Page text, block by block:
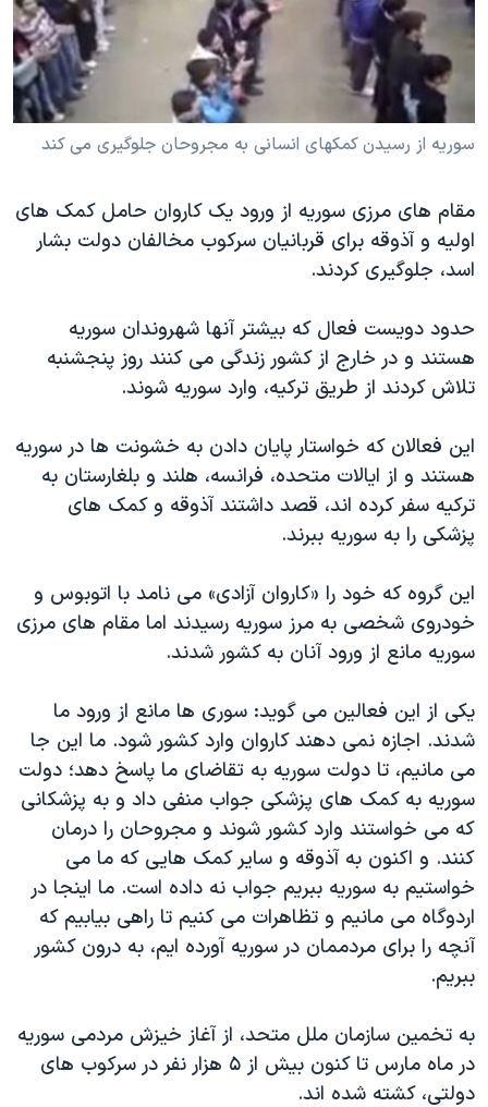
فرهنگ و زندگی
حقوق شهروندی
اقتصادی
علم و فناوری
گالری عکس
آرشیو پخش زنده
مستندها
انتخابات ریاست جمهوری آمریکا ۲۰۲۴
حمله جمهوری اسلامی به اسرائیل
رمز مهسا
اعتراضات زن، زندگی، آزادی
مجموعه مستندهای دادخواهی
دادگاه حمید نوری
چهل سال گروگان‌گیری
اعتراضات مردمی آبان ۹۸
اسرائیل در جنگ
نرگس محمدی برنده جایزه نوبل صلح
صفحه‌های ویژه
سفر پرزیدنت ترامپ به چین
دنبال کنید
سوريه از رسيدن کمکهای انسانی به مجروحان جلوگيری می کند
مقام های مرزی سوريه از ورود يک کاروان حامل کمک های
اوليه و آذوقه برای قربانيان سرکوب مخالفان دولت بشار
اسد، جلوگيری کردند.
حدود دويست فعال که بيشتر آنها شهروندان سوريه
هستند و در خارج از کشور زندگی می کنند روز پنجشنبه
تلاش کردند از طريق ترکيه، وارد سوريه شوند.
اين فعالان که خواستار پايان دادن به خشونت ها در سوريه
هستند و از ايالات متحده، فرانسه، هلند و بلغارستان به
ترکيه سفر کرده اند، قصد داشتند آذوقه و کمک های
پزشکی را به سوريه ببرند.
اين گروه که خود را «کاروان آزادی» می نامد با اتوبوس و
خودروی شخصی به مرز سوريه رسيدند اما مقام های مرزی
سوريه مانع از ورود آنان به کشور شدند.
يکی از اين فعالين می گويد: سوری ها مانع از ورود ما
شدند. اجازه نمی دهند کاروان وارد کشور شود. ما اين جا
می مانيم، تا دولت سوريه به تقاضای ما پاسخ دهد؛ دولت
سوريه به کمک های پزشکی جواب منفی داد و به پزشکانی
که می خواستند وارد کشور شوند و مجروحان را درمان
کنند. و اکنون به آذوقه و ساير کمک هايی که ما می
خواستيم به سوريه ببريم جواب نه داده است. ما اينجا در
اردوگاه می مانيم و تظاهرات می کنيم تا راهی بيابيم که
آنچه را برای مردممان در سوريه آورده ايم، به درون کشور
ببريم.
به تخمين سازمان ملل متحد، از آغاز خيزش مردمی سوريه
در ماه مارس تا کنون بيش از ۵ هزار نفر در سرکوب های
دولتی، کشته شده اند.